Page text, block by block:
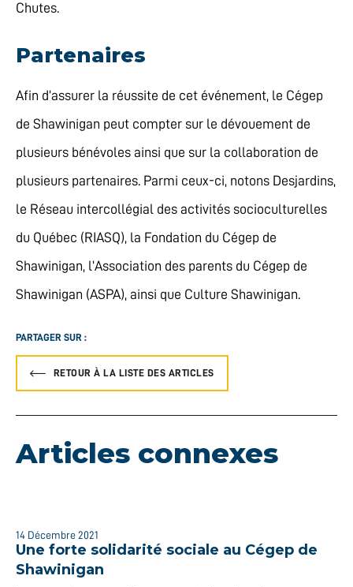
Chutes.
Partenaires
Afin d’assurer la réussite de cet événement, le Cégep
de Shawinigan peut compter sur le dévouement de
plusieurs bénévoles ainsi que sur la collaboration de
plusieurs partenaires. Parmi ceux-ci, notons Desjardins,
le Réseau intercollégial des activités socioculturelles
du Québec (RIASQ), la Fondation du Cégep de
Shawinigan, l’Association des parents du Cégep de
Shawinigan (ASPA), ainsi que Culture Shawinigan.
PARTAGER SUR :
RETOUR À LA LISTE DES ARTICLES
Articles connexes
14 Décembre 2021
Une forte solidarité sociale au Cégep de
Shawinigan